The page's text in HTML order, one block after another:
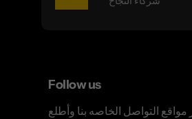
Follow us
مواقع التواصل الخاصه بنا وأطلع